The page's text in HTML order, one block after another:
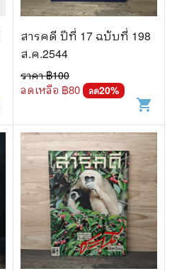
สารคดี ปีที่ 17 ฉบับที่ 198
ส.ค.2544
ราคา ฿100
ลดเหลือ ฿80 ลด20%
shopping_cart